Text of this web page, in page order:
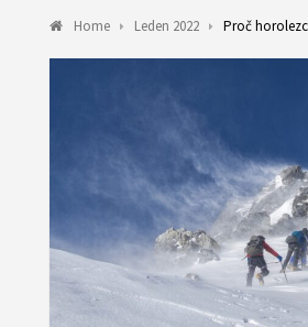
Home Leden 2022 Proč